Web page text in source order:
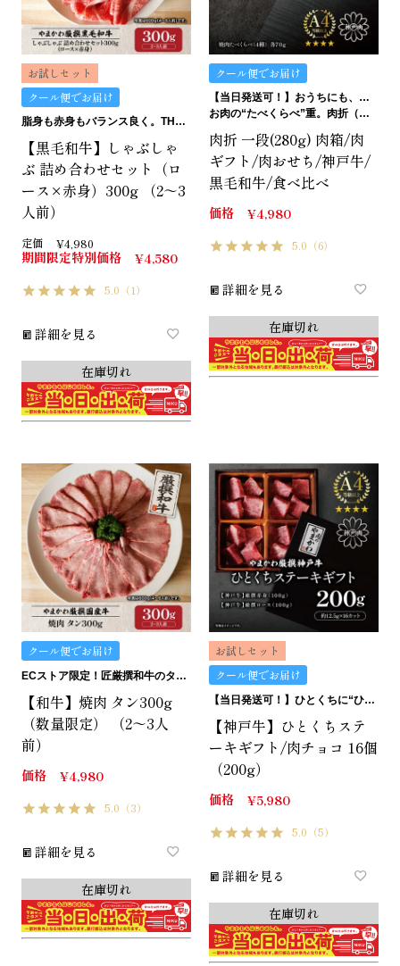
お試しセット
クール便でお届け
脂身も赤身もバランス良く。THE匠のしゃぶしゃぶセット。
【黒毛和牛】しゃぶしゃ
ぶ 詰め合わせセット（ロ
ース×赤身）300g （2～3
人前）
定価 ¥4,980
期間限定特別価格 ¥4,580
5.0 （1）
詳細を見る
在庫切れ
クール便でお届け
【当日発送可！】おうちにも、ギフトにも。ご褒美にも…イケます！
お肉の“たべくらべ”重。肉折（にくおり）
肉折 一段(280g) 肉箱/肉
ギフト/肉おせち/神戸牛/
黒毛和牛/食べ比べ
価格 ¥4,980
5.0 （6）
詳細を見る
在庫切れ
クール便でお届け
ECストア限定！匠厳撰和牛のタン。
【和牛】焼肉 タン300g
（数量限定） （2～3人
前）
価格 ¥4,980
5.0 （3）
詳細を見る
在庫切れ
お試しセット
クール便でお届け
【当日発送可！】ひとくちに“ひとくちの贅沢”。ひとくちステーキギフトは、どうです？
【神戸牛】ひとくちステ
ーキギフト/肉チョコ 16個
（200g）
価格 ¥5,980
5.0 （5）
詳細を見る
在庫切れ